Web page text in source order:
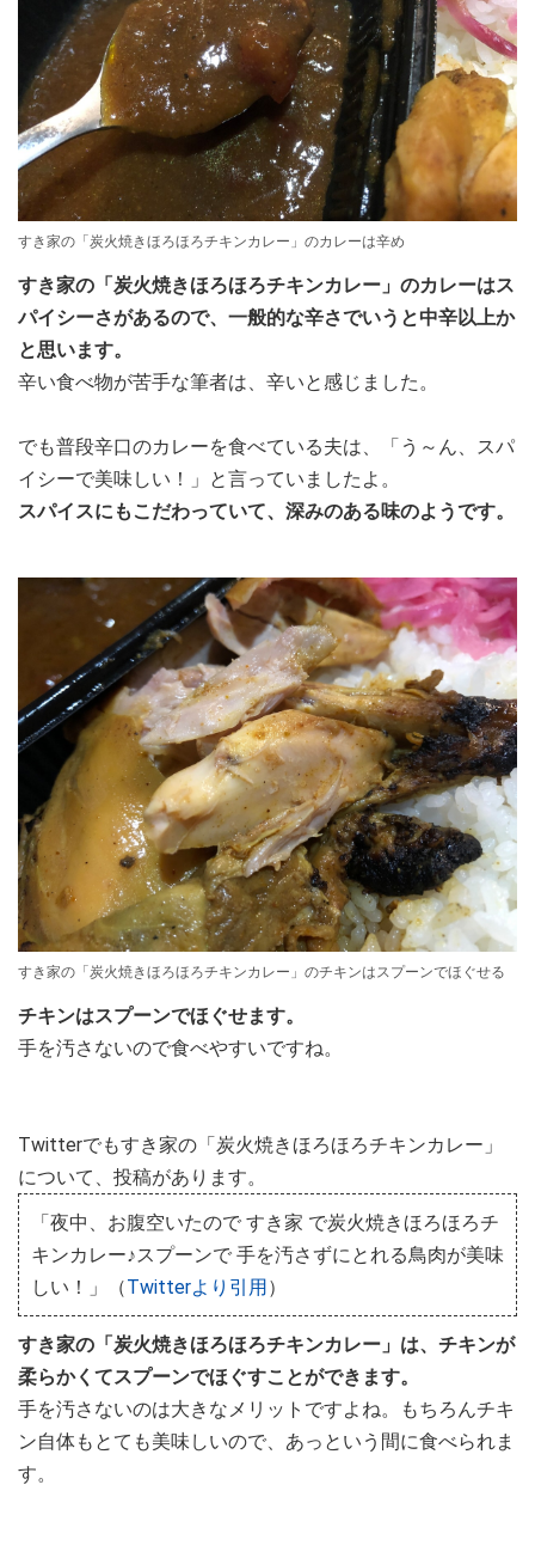
すき家の「炭火焼きほろほろチキンカレー」のカレーは辛め
すき家の「炭火焼きほろほろチキンカレー」のカレーはス
パイシーさがあるので、一般的な辛さでいうと中辛以上か
と思います。
辛い食べ物が苦手な筆者は、辛いと感じました。
でも普段辛口のカレーを食べている夫は、「う～ん、スパ
イシーで美味しい！」と言っていましたよ。
スパイスにもこだわっていて、深みのある味のようです。
すき家の「炭火焼きほろほろチキンカレー」のチキンはスプーンでほぐせる
チキンはスプーンでほぐせます。
手を汚さないので食べやすいですね。
Twitterでもすき家の「炭火焼きほろほろチキンカレー」
について、投稿があります。
「夜中、お腹空いたので すき家 で炭火焼きほろほろチ
キンカレー♪スプーンで 手を汚さずにとれる鳥肉が美味
しい！」（Twitterより引用 ）
すき家の「炭火焼きほろほろチキンカレー」は、チキンが
柔らかくてスプーンでほぐすことができます。
手を汚さないのは大きなメリットですよね。もちろんチキ
ン自体もとても美味しいので、あっという間に食べられま
す。